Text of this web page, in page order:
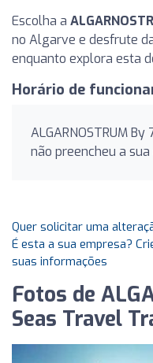
Escolha a
no Algarve e desfrute
enquanto explora esta
Horário de
ALGARNOSTRUM
não preencheu a sua
Quer solicitar uma
É esta a sua empresa?
suas informações
Fotos de
Seas Travel